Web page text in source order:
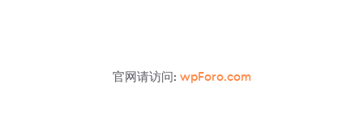
官网请访问: wpForo.com